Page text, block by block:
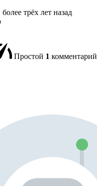
более трёх лет назад
Простой 1 комментарий